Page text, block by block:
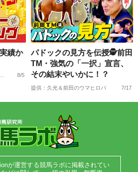
績か
8/5
パドックの見方を伝授🕵前田
TM・強気の「一択」宣言、
その結末やいかに！？
提供：久光＆前田のウマヒロバ 7/17
が運営する競馬ラボに掲載されてい